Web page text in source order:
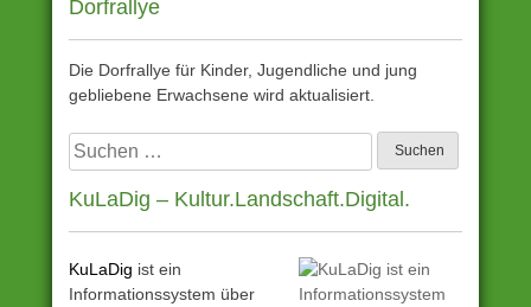
Dorfrallye
Die Dorfrallye für Kinder, Jugendliche und jung
gebliebene Erwachsene wird aktualisiert.
Suchen
nach:
KuLaDig – Kultur.Landschaft.Digital.
KuLaDig ist ein
Informationssystem über